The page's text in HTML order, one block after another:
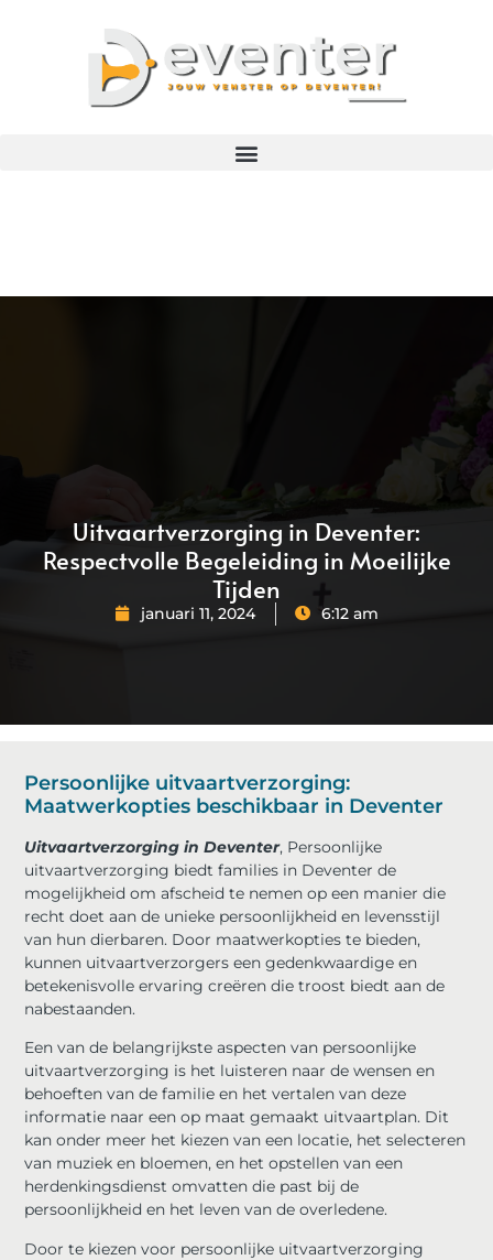
Uitvaartverzorging in Deventer:
Respectvolle Begeleiding in Moeilijke
Tijden
januari 11, 2024 6:12 am
Persoonlijke uitvaartverzorging:
Maatwerkopties beschikbaar in Deventer
Uitvaartverzorging in Deventer, Persoonlijke
uitvaartverzorging biedt families in Deventer de
mogelijkheid om afscheid te nemen op een manier die
recht doet aan de unieke persoonlijkheid en levensstijl
van hun dierbaren. Door maatwerkopties te bieden,
kunnen uitvaartverzorgers een gedenkwaardige en
betekenisvolle ervaring creëren die troost biedt aan de
nabestaanden.
Een van de belangrijkste aspecten van persoonlijke
uitvaartverzorging is het luisteren naar de wensen en
behoeften van de familie en het vertalen van deze
informatie naar een op maat gemaakt uitvaartplan. Dit
kan onder meer het kiezen van een locatie, het selecteren
van muziek en bloemen, en het opstellen van een
herdenkingsdienst omvatten die past bij de
persoonlijkheid en het leven van de overledene.
Door te kiezen voor persoonlijke uitvaartverzorging